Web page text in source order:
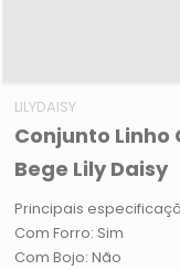
LILYDAISY
Conjunto Linho
Bege Lily Daisy
Principais
Com Forro: Sim
Com Bojo: Não